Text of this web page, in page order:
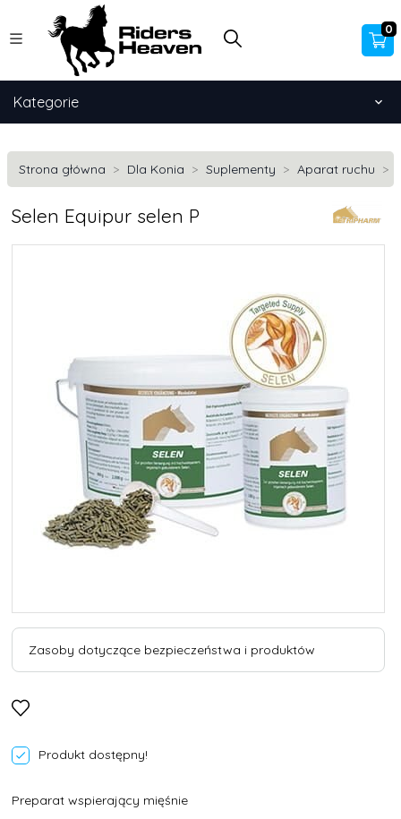
0
Kategorie
Strona główna Dla Konia Suplementy Aparat ruchu
Selen Equipur selen P
Zasoby dotyczące bezpieczeństwa i produktów
Produkt dostępny!
Preparat wspierający mięśnie